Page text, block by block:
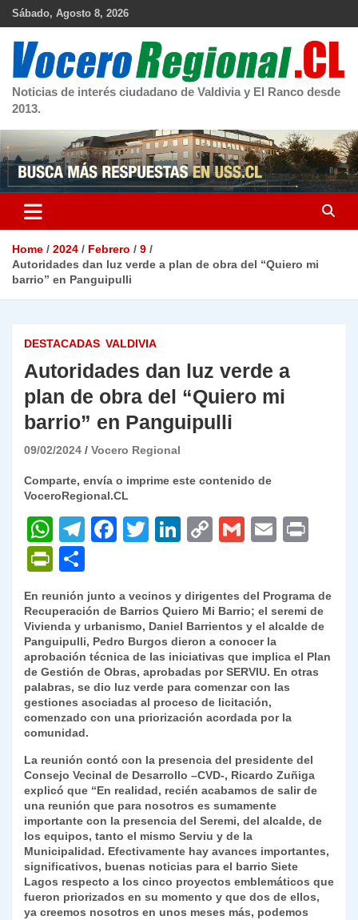
Skip
Sábado, Agosto 8, 2026
Noticias de interés ciudadano de Valdivia y El Ranco desde
2013.
Home 2024 Febrero
9
Autoridades dan luz verde a plan de obra del “Quiero mi
barrio” en Panguipulli
DESTACADAS VALDIVIA
Autoridades dan luz verde a
plan de obra del “Quiero mi
barrio” en Panguipulli
09/02/2024 Vocero Regional
Comparte, envía o imprime este contenido de
VoceroRegional.CL
W
h
at
s
A
p
p
T
gr
a
m
F
e
b
o
o
k
T
er
Li
e
dI
n
C
y
Li
n
k
G
l
E
l
P
ri
nt
Fr
ie
n
dl
y
o
m
p
ar
tir
En reunión junto a vecinos y dirigentes del Programa de
Recuperación de Barrios Quiero Mi Barrio; el seremi de
Vivienda y urbanismo, Daniel Barrientos y el alcalde de
Panguipulli, Pedro Burgos dieron a conocer la
aprobación técnica de las iniciativas que implica el Plan
de Gestión de Obras, aprobadas por SERVIU. En otras
palabras, se dio luz verde para comenzar con las
gestiones asociadas al proceso de licitación,
comenzado con una priorización acordada por la
comunidad.
La reunión contó con la presencia del presidente del
Consejo Vecinal de Desarrollo –CVD-, Ricardo Zuñiga
explicó que “En realidad, recién acabamos de salir de
una reunión que para nosotros es sumamente
importante con la presencia del Seremi, del alcalde, de
los equipos, tanto el mismo Serviu y de la
Municipalidad. Efectivamente hay avances importantes,
significativos, buenas noticias para el barrio Siete
Lagos respecto a los cinco proyectos emblemáticos que
fueron priorizados en su momento y que dos de ellos,
ya creemos nosotros en unos meses más, podemos